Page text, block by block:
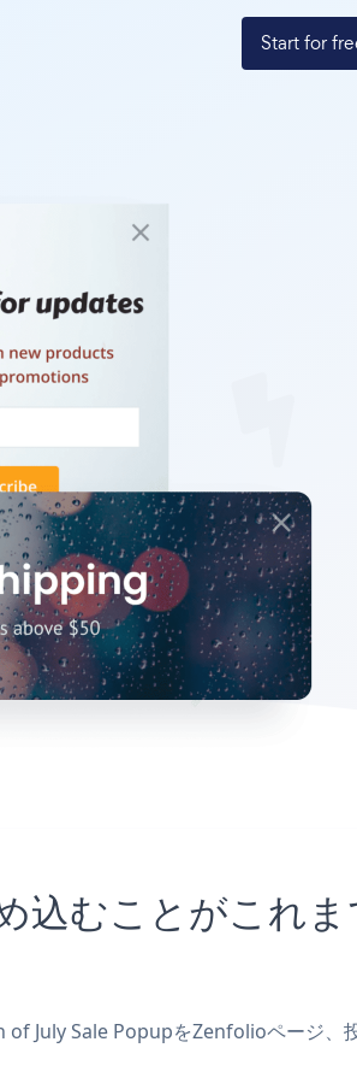
Start for
むことがこれま
July Sale PopupをZenfolioページ、